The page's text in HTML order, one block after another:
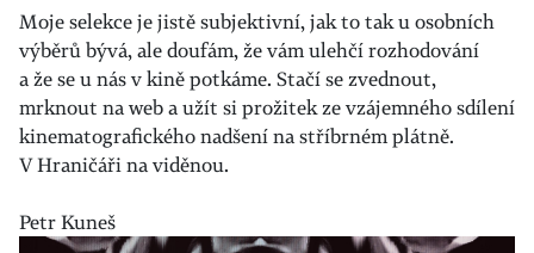
Moje selekce je jistě subjektivní, jak to tak u osobních
výběrů bývá, ale doufám, že vám ulehčí rozhodování
a že se u nás v kině potkáme. Stačí se zvednout,
mrknout na web a užít si prožitek ze vzájemného sdílení
kinematografického nadšení na stříbrném plátně.
V Hraničáři na viděnou.
Petr Kuneš